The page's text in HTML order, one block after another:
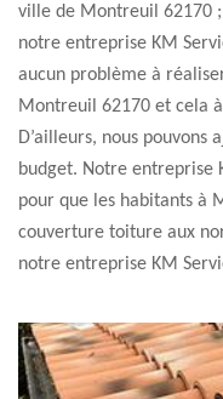
ville de Montreuil 62170
notre entreprise KM
aucun problème à
Montreuil 62170 et cela
D’ailleurs, nous pouvons
budget. Notre entreprise
pour que les habitants à
couverture toiture aux
notre entreprise KM